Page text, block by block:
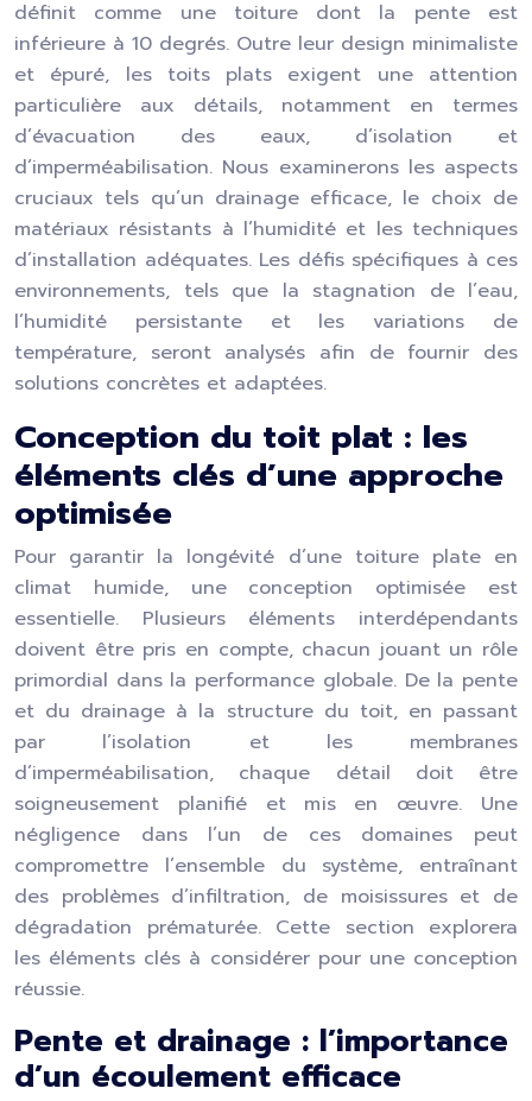
définit comme une toiture dont la pente est
inférieure à 10 degrés. Outre leur design minimaliste
et épuré, les toits plats exigent une attention
particulière aux détails, notamment en termes
d’évacuation des eaux, d’isolation et
d’imperméabilisation. Nous examinerons les aspects
cruciaux tels qu’un drainage efficace, le choix de
matériaux résistants à l’humidité et les techniques
d’installation adéquates. Les défis spécifiques à ces
environnements, tels que la stagnation de l’eau,
l’humidité persistante et les variations de
température, seront analysés afin de fournir des
solutions concrètes et adaptées.
Conception du toit plat : les
éléments clés d’une approche
optimisée
Pour garantir la longévité d’une toiture plate en
climat humide, une conception optimisée est
essentielle. Plusieurs éléments interdépendants
doivent être pris en compte, chacun jouant un rôle
primordial dans la performance globale. De la pente
et du drainage à la structure du toit, en passant
par l’isolation et les membranes
d’imperméabilisation, chaque détail doit être
soigneusement planifié et mis en œuvre. Une
négligence dans l’un de ces domaines peut
compromettre l’ensemble du système, entraînant
des problèmes d’infiltration, de moisissures et de
dégradation prématurée. Cette section explorera
les éléments clés à considérer pour une conception
réussie.
Pente et drainage : l’importance
d’un écoulement efficace